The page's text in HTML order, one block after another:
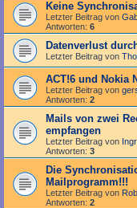
Keine
Letzter Beitrag von
Antworten: 6
Datenverlust
Letzter Beitrag von
ACT!6 und Nokia
Letzter Beitrag von
Antworten: 2
Mails von zwei
empfangen
Letzter Beitrag von
Antworten: 3
Die
Mailprogramm!!!
Letzter Beitrag von
Antworten: 2